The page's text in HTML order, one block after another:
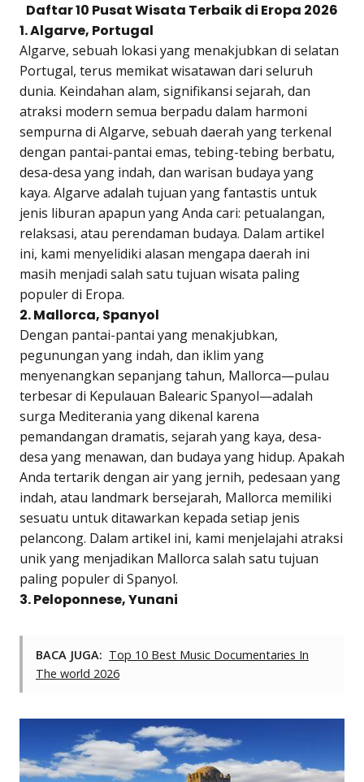
Daftar 10 Pusat Wisata Terbaik di Eropa 2026
1. Algarve, Portugal
Algarve, sebuah lokasi yang menakjubkan di selatan
Portugal, terus memikat wisatawan dari seluruh
dunia. Keindahan alam, signifikansi sejarah, dan
atraksi modern semua berpadu dalam harmoni
sempurna di Algarve, sebuah daerah yang terkenal
dengan pantai-pantai emas, tebing-tebing berbatu,
desa-desa yang indah, dan warisan budaya yang
kaya. Algarve adalah tujuan yang fantastis untuk
jenis liburan apapun yang Anda cari: petualangan,
relaksasi, atau perendaman budaya. Dalam artikel
ini, kami menyelidiki alasan mengapa daerah ini
masih menjadi salah satu tujuan wisata paling
populer di Eropa.
2. Mallorca, Spanyol
Dengan pantai-pantai yang menakjubkan,
pegunungan yang indah, dan iklim yang
menyenangkan sepanjang tahun, Mallorca—pulau
terbesar di Kepulauan Balearic Spanyol—adalah
surga Mediterania yang dikenal karena
pemandangan dramatis, sejarah yang kaya, desa-
desa yang menawan, dan budaya yang hidup. Apakah
Anda tertarik dengan air yang jernih, pedesaan yang
indah, atau landmark bersejarah, Mallorca memiliki
sesuatu untuk ditawarkan kepada setiap jenis
pelancong. Dalam artikel ini, kami menjelajahi atraksi
unik yang menjadikan Mallorca salah satu tujuan
paling populer di Spanyol.
3. Peloponnese, Yunani
BACA JUGA: Top 10 Best Music Documentaries In
The world 2026